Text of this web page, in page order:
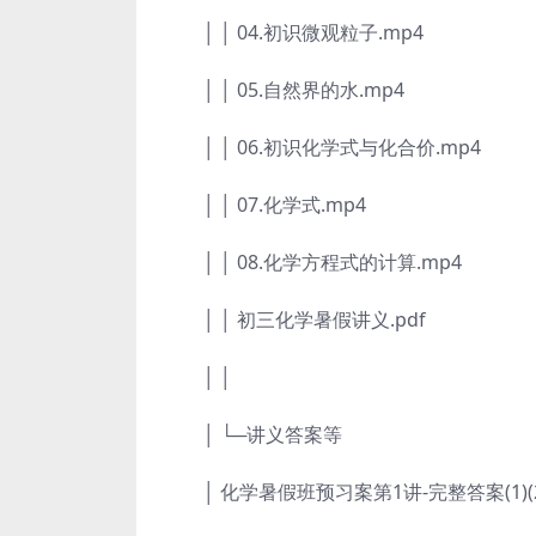
│ │ 04.初识微观粒子.mp4
│ │ 05.自然界的水.mp4
│ │ 06.初识化学式与化合价.mp4
│ │ 07.化学式.mp4
│ │ 08.化学方程式的计算.mp4
│ │ 初三化学暑假讲义.pdf
│ └─讲义答案等
│ 化学暑假班预习案第1讲-完整答案